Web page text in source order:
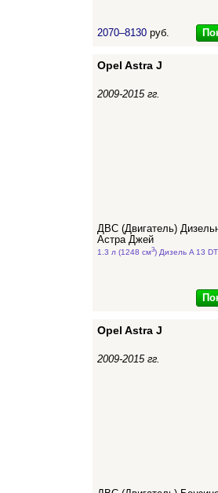
2070–8130 руб.
Opel Astra J
2009-2015 гг.
ДВС (Двигатель)
Астра Джей
1.3 л (1248 см3) Дизель A 13
Opel Astra J
2009-2015 гг.